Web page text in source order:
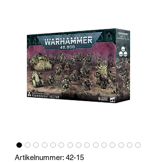
Artikelnummer: 42-15